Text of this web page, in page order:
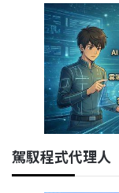
駕馭程式代理人